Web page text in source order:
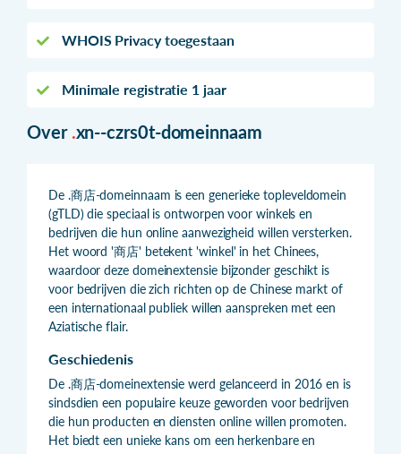
WHOIS Privacy toegestaan
Minimale registratie 1 jaar
Over .xn--czrs0t-domeinnaam
De .商店-domeinnaam is een generieke topleveldomein
(gTLD) die speciaal is ontworpen voor winkels en
bedrijven die hun online aanwezigheid willen versterken.
Het woord '商店' betekent 'winkel' in het Chinees,
waardoor deze domeinextensie bijzonder geschikt is
voor bedrijven die zich richten op de Chinese markt of
een internationaal publiek willen aanspreken met een
Aziatische flair.
Geschiedenis
De .商店-domeinextensie werd gelanceerd in 2016 en is
sindsdien een populaire keuze geworden voor bedrijven
die hun producten en diensten online willen promoten.
Het biedt een unieke kans om een herkenbare en